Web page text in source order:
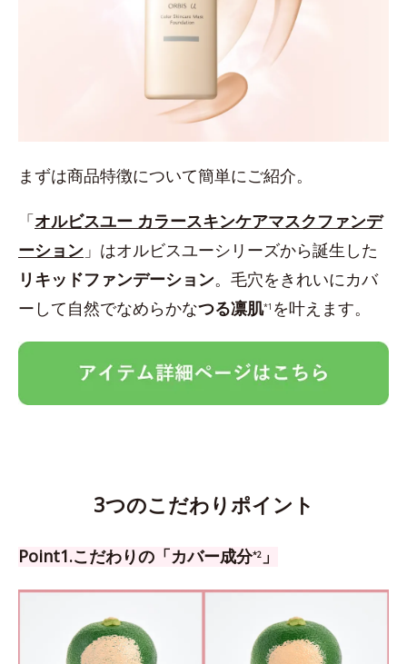
まずは商品特徴について簡単にご紹介。
「オルビスユー カラースキンケアマスクファンデ
ーション 」はオルビスユーシリーズから誕生した
リキッドファンデーション。毛穴をきれいにカバ
ーして自然でなめらかなつる凛肌*1 を叶えます。
3つのこだわりポイント
Point1.こだわりの「カバー成分*2 」